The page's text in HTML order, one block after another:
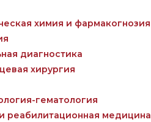
химия и фармакогнозия
диагностика
хирургия
гематология
реабилитационная медицина